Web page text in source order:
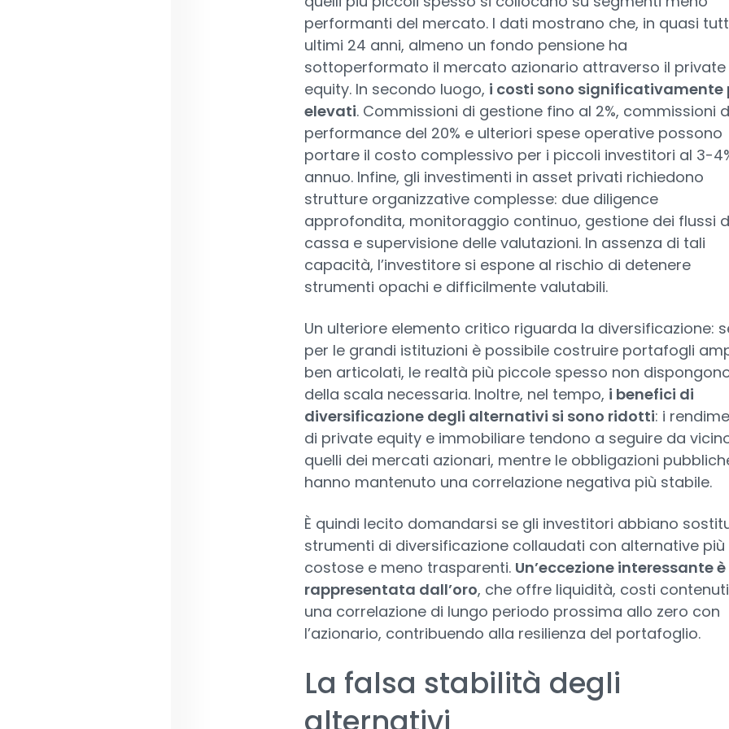
performanti del mercato. I dati mostrano che, in quasi
ultimi 24 anni, almeno un fondo pensione ha
sottoperformato il mercato azionario attraverso il private
equity. In secondo luogo, i costi sono significativamente
elevati. Commissioni di gestione fino al 2%, commissioni
performance del 20% e ulteriori spese operative possono
portare il costo complessivo per i piccoli investitori al 3-
annuo. Infine, gli investimenti in asset privati richiedono
strutture organizzative complesse: due diligence
approfondita, monitoraggio continuo, gestione dei flussi
cassa e supervisione delle valutazioni. In assenza di tali
capacità, l’investitore si espone al rischio di detenere
strumenti opachi e difficilmente valutabili.
Un ulteriore elemento critico riguarda la diversificazione:
per le grandi istituzioni è possibile costruire portafogli
ben articolati, le realtà più piccole spesso non
della scala necessaria. Inoltre, nel tempo, i benefici di
diversificazione degli alternativi si sono ridotti: i
di private equity e immobiliare tendono a seguire da
quelli dei mercati azionari, mentre le obbligazioni
hanno mantenuto una correlazione negativa più stabile.
È quindi lecito domandarsi se gli investitori abbiano
strumenti di diversificazione collaudati con alternative più
costose e meno trasparenti. Un’eccezione interessante è
rappresentata dall’oro, che offre liquidità, costi
una correlazione di lungo periodo prossima allo zero con
l’azionario, contribuendo alla resilienza del portafoglio.
La falsa stabilità degli